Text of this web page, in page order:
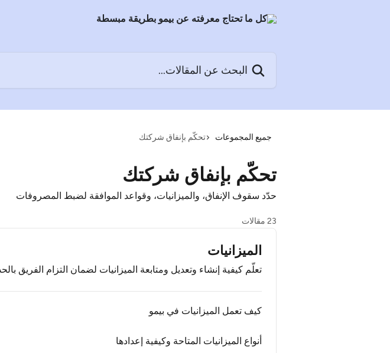
جميع المجموعات تحكّم بإنفاق شركتك
تحكّم بإنفاق شركتك
حدّد سقوف الإنفاق، والميزانيات، وقواعد الموافقة لضبط المصروفات
23 مقالات
الميزانيات
تعلّم كيفية إنشاء وتعديل ومتابعة الميزانيات لضمان التزام الفريق
كيف تعمل الميزانيات في بيمو
أنواع الميزانيات المتاحة وكيفية إعدادها